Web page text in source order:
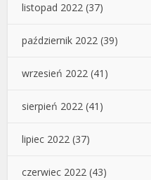
listopad 2022 (37)
październik 2022 (39)
wrzesień 2022 (41)
sierpień 2022 (41)
lipiec 2022 (37)
czerwiec 2022 (43)